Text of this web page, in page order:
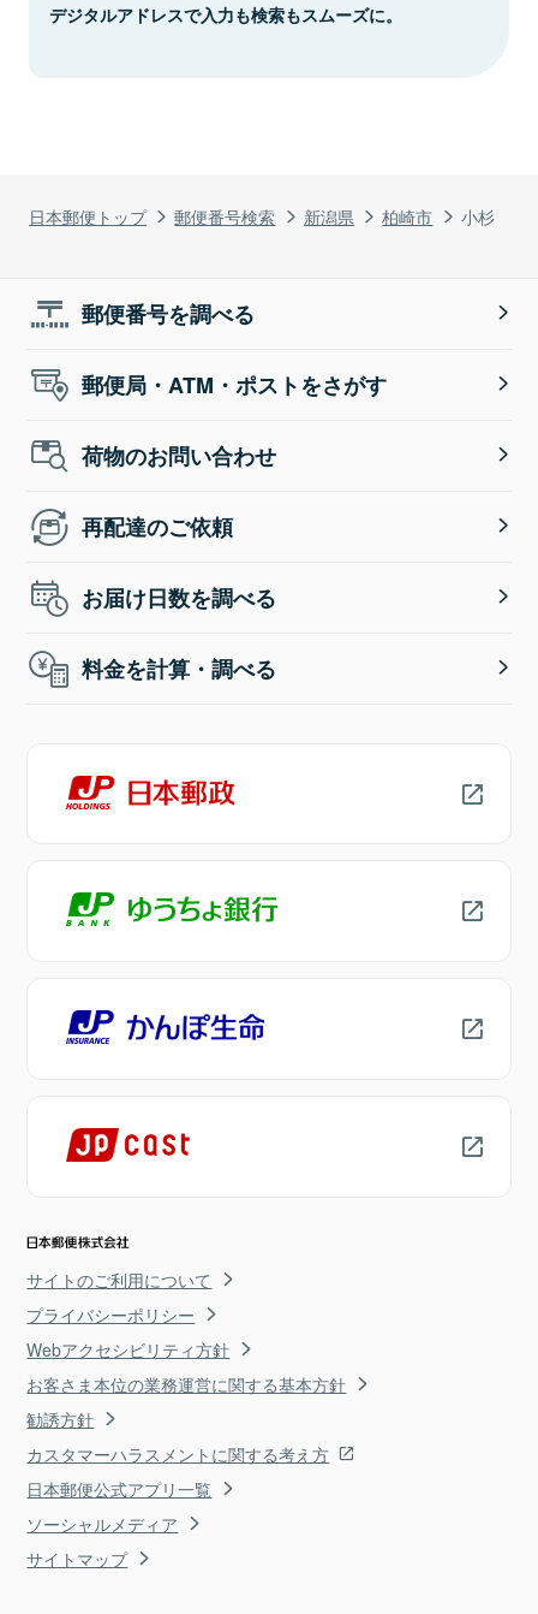
日本郵便トップ 郵便番号検索 新潟県 柏崎市 小杉
デジタルアドレスで入力も検索もスムーズに。
郵便番号を調べる
郵便局・ATM・ポストをさがす
荷物のお問い合わせ
再配達のご依頼
お届け日数を調べる
料金を計算・調べる
サイトのご利用について
プライバシーポリシー
Webアクセシビリティ方針
お客さま本位の業務運営に関する基本方針
勧誘方針
カスタマーハラスメントに関する考え方
日本郵便公式アプリ一覧
ソーシャルメディア
サイトマップ